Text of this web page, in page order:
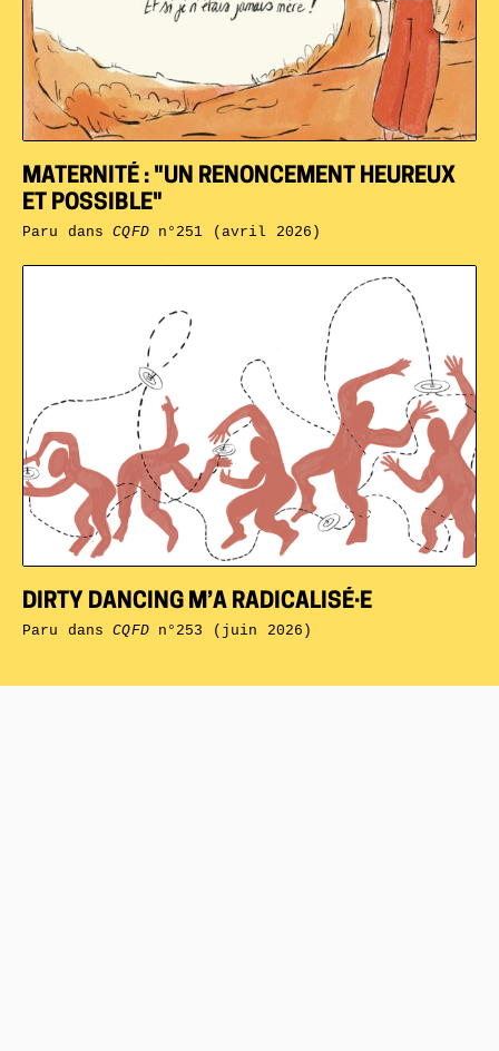
DIRTY DANCING M’A RADICALISÉ·E
Paru dansCQFDn°253 (juin 2026)
MATERNITÉ : "UN RENONCEMENT HEUREUX
ET POSSIBLE"
Paru dansCQFDn°251 (avril 2026)